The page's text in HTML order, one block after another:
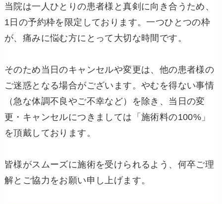
当院は一人ひとりの患者様と真剣に向き合うため、
1日の予約枠を限定しております。一つひとつの枠
が、痛みに悩む方にとって大切な時間です。
そのため当日のキャンセルや変更は、他の患者様の
ご迷惑となる場合がございます。やむを得ない事情
（急な体調不良やご不幸など）を除き、当日の変
更・キャンセルにつきましては「施術料の100%」
を頂戴しております。
皆様がスムーズに施術を受けられるよう、何卒ご理
解とご協力をお願い申し上げます。